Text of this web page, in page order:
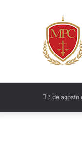
7 de agosto